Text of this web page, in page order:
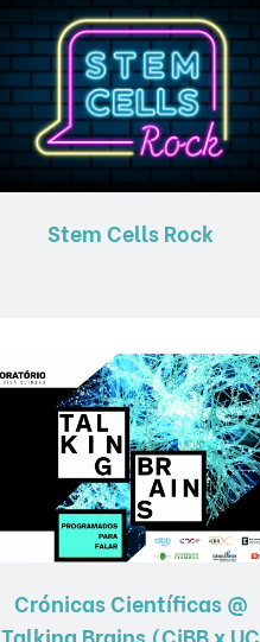
Stem Cells Rock
Crónicas Científicas @
Talking Brains (CiBB x UC